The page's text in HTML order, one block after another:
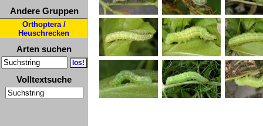
Andere Gruppen
Orthoptera /
Heuschrecken
Arten suchen
Volltextsuche